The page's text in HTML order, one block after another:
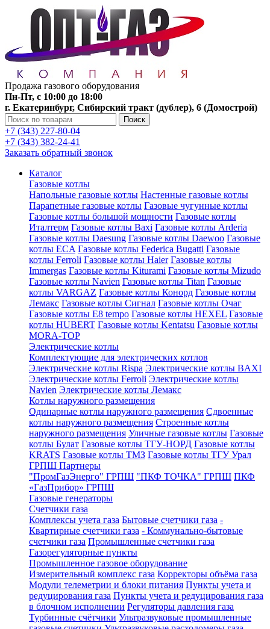
Продажа газового оборудования
Пн-Пт, с 10:00 до 18:00
г. Екатеринбург, Сибирский тракт (дублер), 6 (Домострой)
Поиск
+7 (343) 227-80-04
+7 (343) 382-24-41
Заказать обратный звонок
Каталог
Газовые котлы
Напольные газовые котлы Настенные газовые котлы
Парапетные газовые котлы Газовые чугунные котлы
Газовые котлы большой мощности Газовые котлы
Италтерм Газовые котлы Baxi Газовые котлы Arderia
Газовые котлы Daesung Газовые котлы Daewoo Газовые
котлы ECA Газовые котлы Federica Bugatti Газовые
котлы Ferroli Газовые котлы Haier Газовые котлы
Immergas Газовые котлы Kiturami Газовые котлы Mizudo
Газовые котлы Navien Газовые котлы Titan Газовые
котлы VARGAZ Газовые котлы Конорд Газовые котлы
Лемакс Газовые котлы Сигнал Газовые котлы Очаг
Газовые котлы E8 tempo Газовые котлы HEXEL Газовые
котлы HUBERT Газовые котлы Kentatsu Газовые котлы
MORA-TOP
Электрические котлы
Комплектующие для электрических котлов
Электрические котлы Rispa Электрические котлы BAXI
Электрические котлы Ferroli Электрические котлы
Navien Электрические котлы Лемакс
Котлы наружного размещения
Одинарные котлы наружного размещения Сдвоенные
котлы наружного размещения Строенные котлы
наружного размещения Уличные газовые котлы Газовые
котлы Булат Газовые котлы ТГУ-НОРД Газовые котлы
KRATS Газовые котлы ТМЗ Газовые котлы ТГУ Урал
ГРПШ Партнеры
"ПромГазЭнерго" ГРПШ "ПКФ ТОЧКА" ГРПШ ПКФ
«ГазПрибор» ГРПШ
Газовые генераторы
Счетчики газа
Комплексы учета газа Бытовые счетчики газа -
Квартирные счетчики газа - Коммунально-бытовые
счетчики газа Промышленные счетчики газа
Газорегуляторные пункты
Промышленное газовое оборудование
Измерительный комплекс газа Корректоры объёма газа
Модули телеметрии и блоки питания Пункты учета и
редуцирования газа Пункты учета и редуцирования газа
в блочном исполнении Регуляторы давления газа
Турбинные счётчики Ультразвуковые промышленные